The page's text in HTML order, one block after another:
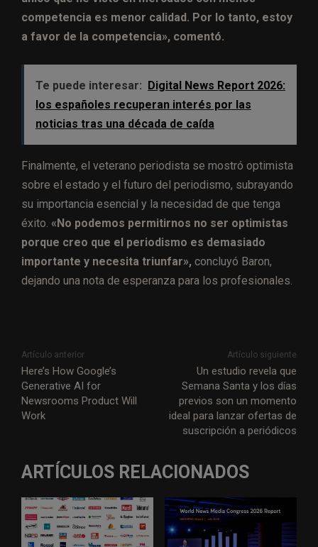
competencia es menor calidad. Por lo tanto, estoy
a favor de la competencia», comentó.
Te puede interesar:
Digital News Report 2026:
los españoles recuperan interés por las
noticias tras una década de caída
Finalmente, el veterano periodista se mostró optimista
sobre el estado y el futuro del periodismo, subrayando
su importancia esencial y la necesidad de que tenga
éxito. «No podemos permitirnos no ser optimistas
porque creo que el periodismo es demasiado
importante y necesita triunfar», concluyó Baron,
dejando una nota de esperanza para los profesionales.
Artículo anterior
Here’s How Google’s
Generative AI for
Newsrooms Product Will
Work
Artículo siguiente
Un estudio revela que
Semana Santa y los días
previos son un momento
ideal para lanzar ofertas de
suscripción a periódicos
ARTÍCULOS RELACIONADOS